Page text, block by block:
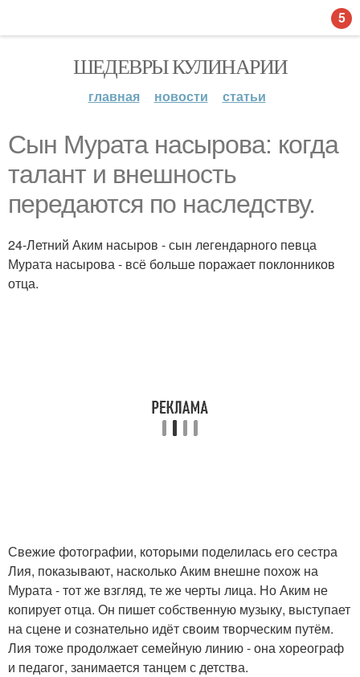
ШЕДЕВРЫ КУЛИНАРИИ
главная новости статьи
Сын Мурата насырова: когда
талант и внешность
передаются по наследству.
24-Летний Аким насыров - сын легендарного певца
Мурата насырова - всё больше поражает поклонников
отца.
Свежие фотографии, которыми поделилась его сестра
Лия, показывают, насколько Аким внешне похож на
Мурата - тот же взгляд, те же черты лица. Но Аким не
копирует отца. Он пишет собственную музыку, выступает
на сцене и сознательно идёт своим творческим путём.
Лия тоже продолжает семейную линию - она хореограф
и педагог, занимается танцем с детства.
5